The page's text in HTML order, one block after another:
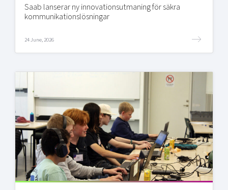
Saab lanserar ny innovationsutmaning för säkra
kommunikationslösningar
24 June, 2026